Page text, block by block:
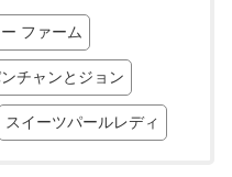
ファーム
チャンとジョン
スイーツパールレディ